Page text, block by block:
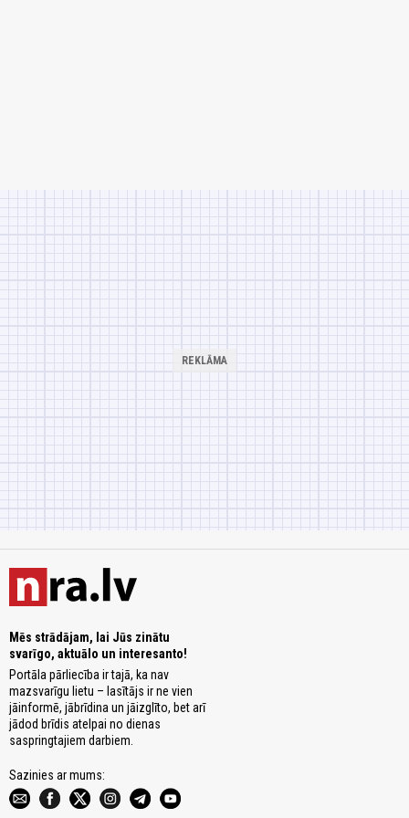
Mēs strādājam, lai Jūs zinātu
svarīgo, aktuālo un interesanto!
Portāla pārliecība ir tajā, ka nav
mazsvarīgu lietu – lasītājs ir ne vien
jāinformē, jābrīdina un jāizglīto, bet arī
jādod brīdis atelpai no dienas
saspringtajiem darbiem.
Sazinies ar mums: